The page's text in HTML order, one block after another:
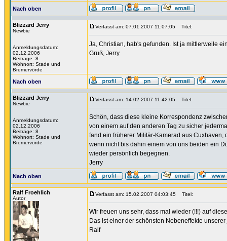
Nach oben
Blizzard Jerry
Newbie
Anmeldungsdatum:
02.12.2006
Beiträge: 8
Wohnort: Stade und
Bremervörde
Verfasst am: 07.01.2007 11:07:05 Titel:
Ja, Christian, hab's gefunden. Ist ja mittlerweile
Gruß, Jerry
Nach oben
Blizzard Jerry
Newbie
Anmeldungsdatum:
02.12.2006
Beiträge: 8
Wohnort: Stade und
Bremervörde
Verfasst am: 14.02.2007 11:42:05 Titel:
Schön, dass diese kleine Korrespondenz
von einem auf den anderen Tag zu sicher
fand ein früherer Militär-Kamerad aus
wenn nicht bis dahin einem von uns beiden ein
wieder persönlich begegnen.
Jerry
Nach oben
Ralf Froehlich
Autor
Verfasst am: 15.02.2007 04:03:45 Titel:
Wir freuen uns sehr, dass mal wieder (!!!) auf
Das ist einer der schönsten Nebeneffekte
Ralf